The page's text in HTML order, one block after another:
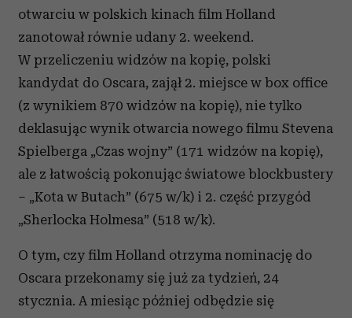
otwarciu w polskich kinach film Holland
zanotował równie udany 2. weekend.
W przeliczeniu widzów na kopię, polski
kandydat do Oscara, zajął 2. miejsce w box office
(z wynikiem 870 widzów na kopię), nie tylko
deklasując wynik otwarcia nowego filmu Stevena
Spielberga „Czas wojny” (171 widzów na kopię),
ale z łatwością pokonując światowe blockbustery
– „Kota w Butach” (675 w/k) i 2. część przygód
„Sherlocka Holmesa” (518 w/k).
O tym, czy film Holland otrzyma nominację do
Oscara przekonamy się już za tydzień, 24
stycznia. A miesiąc później odbędzie się